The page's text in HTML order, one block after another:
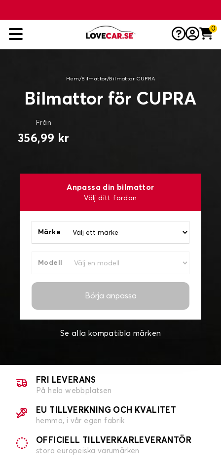
0
Hem / Bilmattor/ Bilmattor CUPRA
Bilmattor för CUPRA
Från
356,99 kr
Anpassa din bilmattor
Välj ditt fordon
Märke
Modell
Börja anpassa
Se alla kompatibla märken
FRI LEVERANS
På hela webbplatsen
EU TILLVERKNING OCH KVALITET
hemma, i vår egen fabrik
OFFICIELL TILLVERKARLEVERANTÖR
stora europeiska varumärken